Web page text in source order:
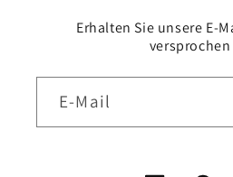
Erhalten Sie unsere E-
versprochen
E-Mail